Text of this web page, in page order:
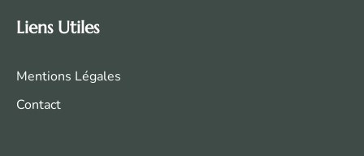
Liens Utiles
Mentions Légales
Contact